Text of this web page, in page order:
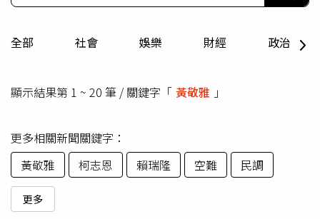
全部 社會 娛樂 財經 政治
顯示結果第 1 ~ 20 筆 / 關鍵字「 黃敬雅 」
更多相關新聞關鍵字：
黃敬雅
柯志恩 賴瑞隆 空難 民調
更多